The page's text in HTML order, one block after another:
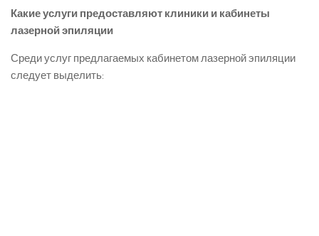
Какие услуги предоставляют клиники и кабинеты
лазерной эпиляции
Среди услуг предлагаемых кабинетом лазерной эпиляции
следует выделить: